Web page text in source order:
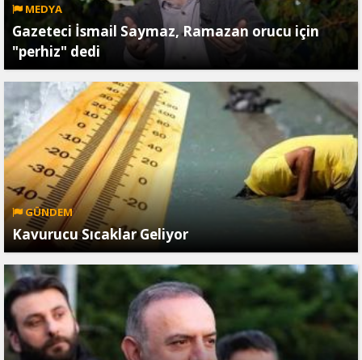
MEDYA
Gazeteci İsmail Saymaz, Ramazan orucu için
"perhiz" dedi
GÜNDEM
Kavurucu Sıcaklar Geliyor